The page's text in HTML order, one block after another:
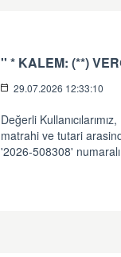
29.07.2026 12:33:10
Değerli
matrahi ve tutari
'2026-508308' numaralı